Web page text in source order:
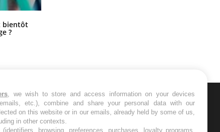
bientôt
?
, we wish to store and access information on your devices
etc.), combine and share your personal data with our
on this website or in our emails, already held by some of us,
in other contexts.
browsing, preferences, purchases, loyalty programs,